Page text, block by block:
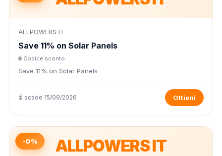
ALLPOWERS IT
Save 11% on Solar Panels
🌐 Codice sconto
Save 11% on Solar Panels
⏳ scade 15/09/2026 Ottieni
ALLPOWERS IT
-0%